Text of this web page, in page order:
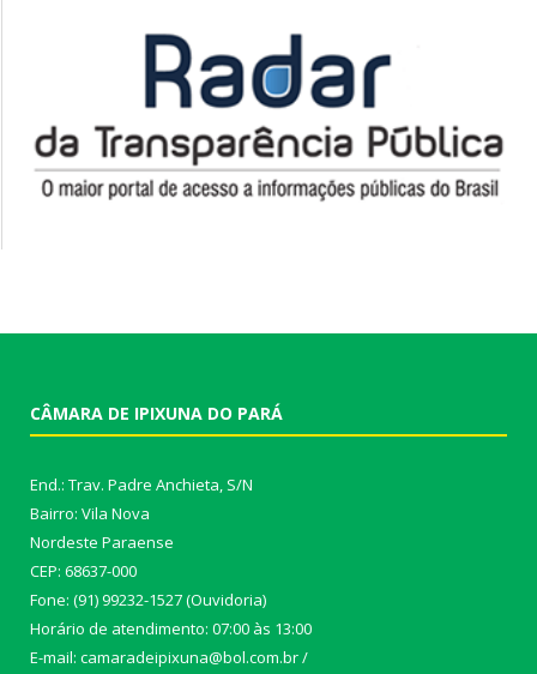
CÂMARA DE IPIXUNA DO PARÁ
End.: Trav. Padre Anchieta, S/N
Bairro: Vila Nova
Nordeste Paraense
CEP: 68637-000
Fone: (91) 99232-1527 (Ouvidoria)
Horário de atendimento: 07:00 às 13:00
E-mail: camaradeipixuna@bol.com.br /